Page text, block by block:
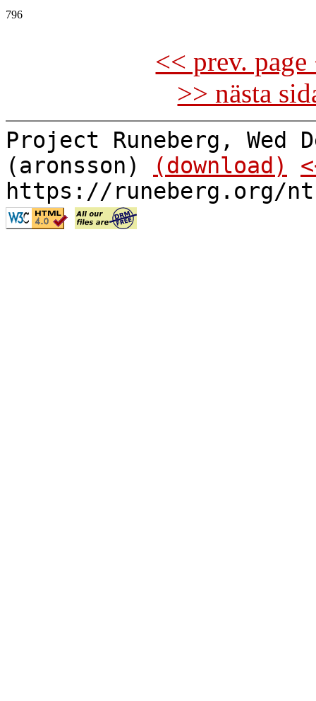
796
<< prev.
>> nästa
Project Runeberg, Wed
(aronsson)
(download)
https://runeberg.org/